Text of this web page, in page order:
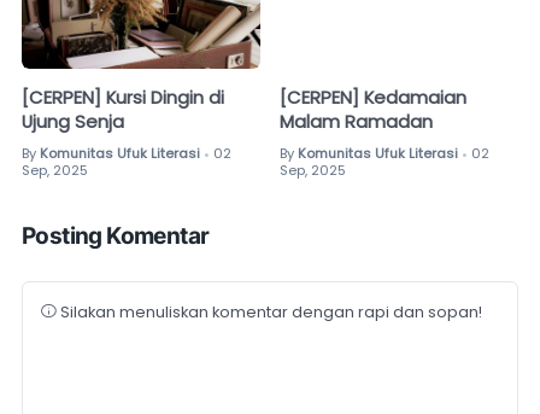
[CERPEN] Kursi Dingin di
Ujung Senja
By Komunitas Ufuk Literasi • 02
Sep, 2025
[CERPEN] Kedamaian
Malam Ramadan
By Komunitas Ufuk Literasi • 02
Sep, 2025
Posting Komentar
Silakan menuliskan komentar dengan rapi dan sopan!